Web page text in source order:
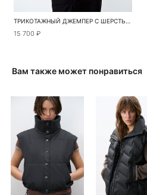
ТРИКОТАЖНЫЙ ДЖЕМПЕР С ШЕРСТЬЮ АЛЬПАКА
15 700 ₽
Вам также может понравиться